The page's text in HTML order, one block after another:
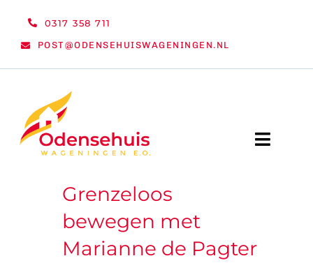
0317 358 711
POST@ODENSEHUISWAGENINGEN.NL
Toggle
WELKOMGrenzeloos
bewegen met
Marianne de Pagter